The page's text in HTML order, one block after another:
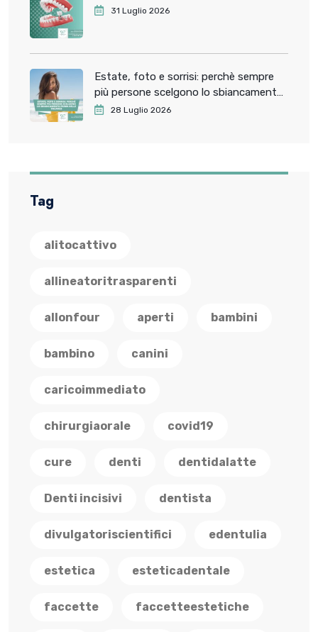
31 Luglio 2026
Estate, foto e sorrisi: perchè sempre
più persone scelgono lo sbiancamento
dentale prima delle vacanze
28 Luglio 2026
Tag
alitocattivo
allineatoritrasparenti
allonfour aperti bambini
bambino canini
caricoimmediato
chirurgiaorale covid19
cure denti dentidalatte
Denti incisivi dentista
divulgatoriscientifici edentulia
estetica esteticadentale
faccette faccetteestetiche